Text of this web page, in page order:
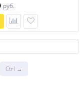
220 В, с
150 мм Wiederkraft
руб.
Ctrl →